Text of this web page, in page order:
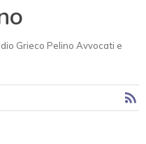
Grieco Pelino Avvocati e